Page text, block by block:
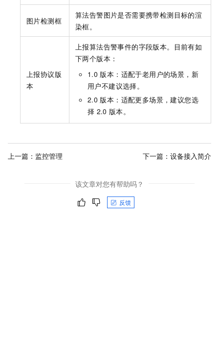
图片检测框
算法告警图片是否需要携带检测目标的渲
染框。
上报协议版
本
上报算法告警事件的字段版本。目前有如
下两个版本：
1.0 版本：适配于老用户的场景，新
用户不建议选择。
2.0 版本：适配更多场景，建议您选
择 2.0 版本。
上一篇： 监控管理 下一篇： 设备接入简介
该文章对您有帮助吗？
反馈